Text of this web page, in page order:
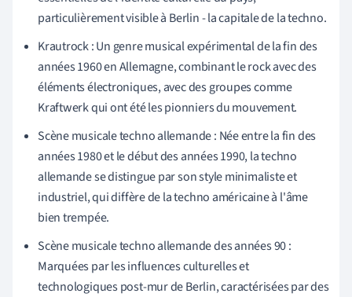
particulièrement visible à Berlin - la capitale de la techno.
Krautrock : Un genre musical expérimental de la fin des
années 1960 en Allemagne, combinant le rock avec des
éléments électroniques, avec des groupes comme
Kraftwerk qui ont été les pionniers du mouvement.
Scène musicale techno allemande : Née entre la fin des
années 1980 et le début des années 1990, la techno
allemande se distingue par son style minimaliste et
industriel, qui diffère de la techno américaine à l'âme
bien trempée.
Scène musicale techno allemande des années 90 :
Marquées par les influences culturelles et
technologiques post-mur de Berlin, caractérisées par des